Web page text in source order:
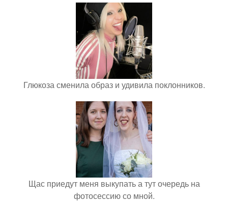
Глюкоза сменила образ и удивила поклонников.
Щас приедут меня выкупать а тут очередь на
фотосессию со мной.